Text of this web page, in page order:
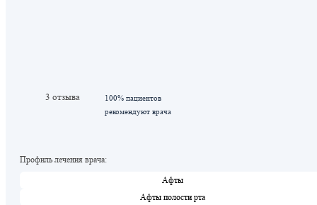
3 отзыва
100% пациентов
рекомендуют врача
Профиль лечения врача:
Афты
Афты полости рта